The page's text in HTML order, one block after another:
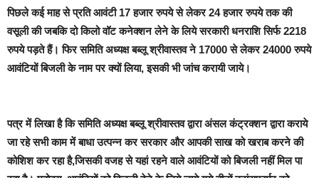
पिछले कई माह से प्रति आवंटी 17 हजार रुपये से लेकर 24 हजार रुपये तक की
वसूली की जबकि दो किलो वॉट कनेक्शन लेने के लिये सरकारी धनराशि सिर्फ 2218
रुपये पड़ते हैं। फिर समिति अध्यक्ष बब्लू श्रीवास्तव ने 17000 से लेकर 24000 रुपये
आवंटियों बिजली के नाम पर क्यों लिया, इसकी भी जांच करायी जाये।
पत्र में लिखा है किसमिति अध्यक्ष बब्लू श्रीवास्तव द्वारा अंसल कंट्रक्शन द्वारा कराये
जा रहे सभी काम में बाधा उत्पन्न कर सरकार और आपकी साख को खराब करने की
कोशिश कर रहा है,जिसकी वजह से यहां रहने वाले आवंटियों को बिजली नहीं मिल पा